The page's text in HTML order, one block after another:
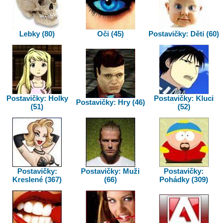
Lebky (80) Oči (45) Postavičky: Děti (60)
Postavičky: Holky
(51)
Postavičky: Hry (46)
Postavičky: Kluci
(52)
Postavičky:
Kreslené (367)
Postavičky: Muži
(66)
Postavičky:
Pohádky (309)